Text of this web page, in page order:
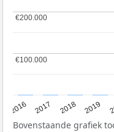
2016 2017 2018 2019
€100.000
€100.000
€200.000
€200.000
Bovenstaande grafiek